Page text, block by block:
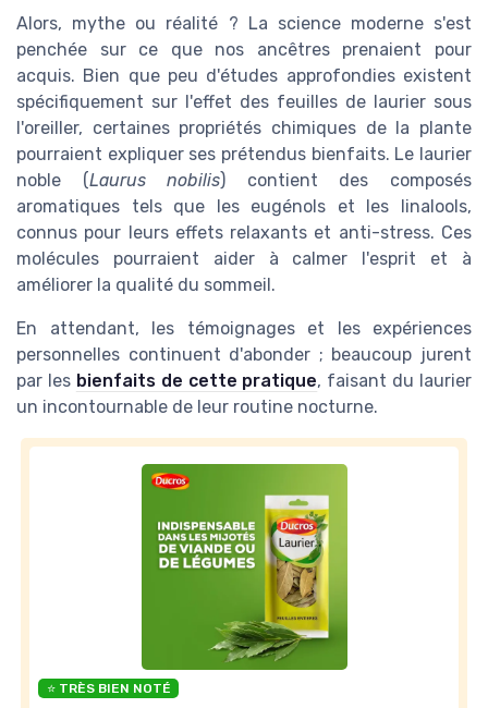
Alors, mythe ou réalité ? La science moderne s'est
penchée sur ce que nos ancêtres prenaient pour
acquis. Bien que peu d'études approfondies existent
spécifiquement sur l'effet des feuilles de laurier sous
l'oreiller, certaines propriétés chimiques de la plante
pourraient expliquer ses prétendus bienfaits. Le laurier
noble (Laurus nobilis) contient des composés
aromatiques tels que les eugénols et les linalools,
connus pour leurs effets relaxants et anti-stress. Ces
molécules pourraient aider à calmer l'esprit et à
améliorer la qualité du sommeil.
En attendant, les témoignages et les expériences
personnelles continuent d'abonder ; beaucoup jurent
par les bienfaits de cette pratique, faisant du laurier
un incontournable de leur routine nocturne.
⭐ TRÈS BIEN NOTÉ